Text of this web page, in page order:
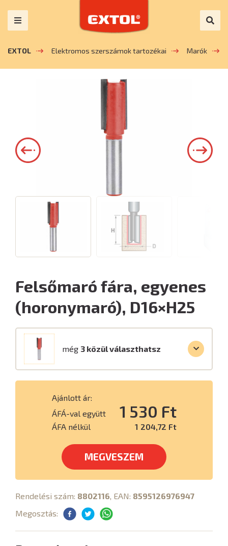
EXTOL Elektromos szerszámok tartozékai Marók
Felsőmaró fára, egyenes
(horonymaró), D16×H25
még 3 közül választhatsz
Ajánlott ár:
ÁFÁ-val együtt
1 530 Ft
ÁFA nélkül 1 204,72 Ft
MEGVESZEM
Rendelési szám: 8802116, EAN: 8595126976947
Megosztás: